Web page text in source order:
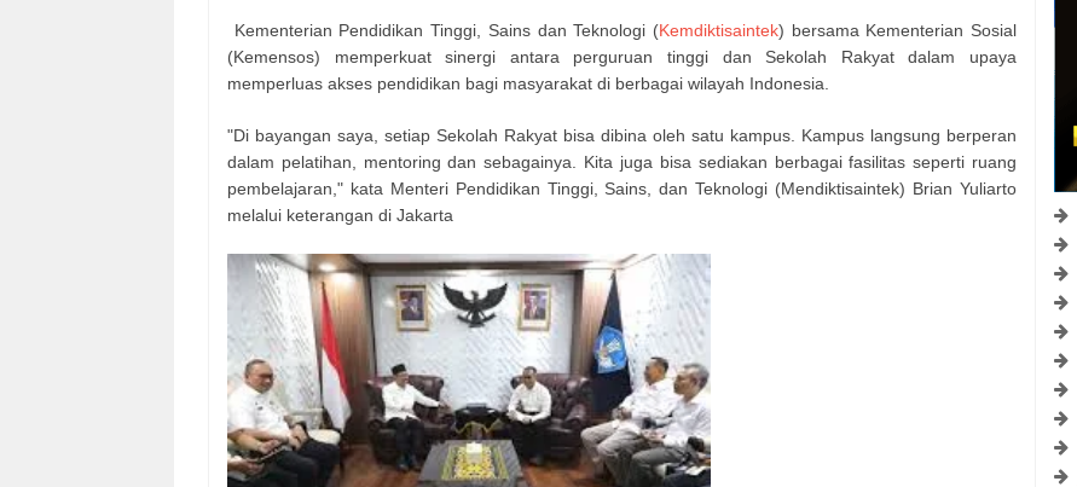
Kementerian Pendidikan Tinggi, Sains dan Teknologi (Kemdiktisaintek) bersama Kementerian Sosial
(Kemensos) memperkuat sinergi antara perguruan tinggi dan Sekolah Rakyat dalam upaya
memperluas akses pendidikan bagi masyarakat di berbagai wilayah Indonesia.
"Di bayangan saya, setiap Sekolah Rakyat bisa dibina oleh satu kampus. Kampus langsung berperan
dalam pelatihan, mentoring dan sebagainya. Kita juga bisa sediakan berbagai fasilitas seperti ruang
pembelajaran," kata Menteri Pendidikan Tinggi, Sains, dan Teknologi (Mendiktisaintek) Brian Yuliarto
melalui keterangan di Jakarta